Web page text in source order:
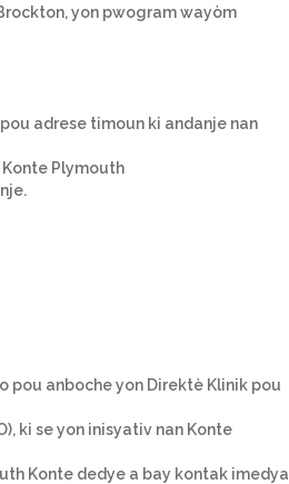
yon pwogram wayòm
adrese timoun ki andanje nan
Plymouth
pou anboche yon Direktè Klinik pou
ki se yon inisyativ nan Konte
Konte dedye a bay kontak imedya